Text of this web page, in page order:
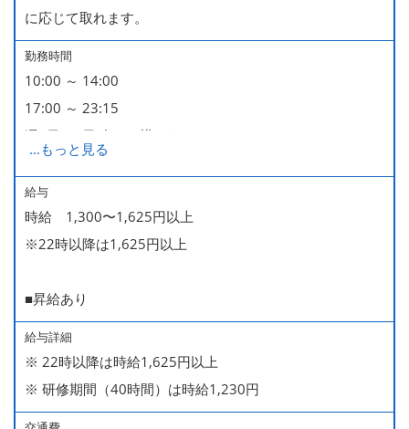
に応じて取れます。
勤務時間
10:00 ～ 14:00
17:00 ～ 23:15
週2日・1日4h～で構いません。
■時短勤務制度あり
...もっと見る
給与
時給 1,300〜1,625円以上
※22時以降は1,625円以上
■昇給あり
給与詳細
※ 22時以降は時給1,625円以上
※ 研修期間（40時間）は時給1,230円